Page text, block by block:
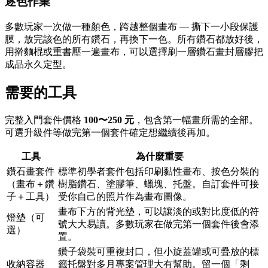
多數玩家一次做一種顏色，跨越整個畫布 — 撕下一小段保護
膜，放完該色的所有鑽石，再換下一色。所有鑽石都放好後，
用擀麵棍或重書壓一遍畫布，可以選擇刷一層鑽石畫封層膠把
成品永久定型。
需要的工具
完整入門套件價格 100〜250 元 ，包含第一幅畫所需的全部。
可選升級件等做完第一個套件確定想繼續後再加。
工具
為什麼重要
鑽石畫套件
（畫布＋鑽
子＋工具）
標準初學者套件包括印刷黏性畫布、按色分裝的
樹脂鑽石、塗膠筆、蠟塊、托盤。自訂套件可接
受你自己的照片作為畫布圖像。
燈墊（可
選）
畫布下方的背光墊，可以讓淡的或對比度低的符
號大大易讀。多數玩家在做完第一個套件後會添
置。
收納容器
鑽子袋裝可重複封口，但小旋蓋罐或可疊放的標
籤托盤對多月專案管理大有幫助。留一個「剩